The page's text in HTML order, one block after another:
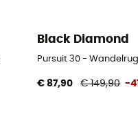
Black Diamond
Pursuit 30 -
€ 87,90 € 149,90 -